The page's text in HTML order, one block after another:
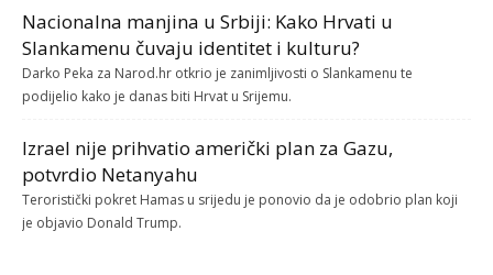
Nacionalna manjina u Srbiji: Kako Hrvati u
Slankamenu čuvaju identitet i kulturu?
Darko Peka za Narod.hr otkrio je zanimljivosti o Slankamenu te
podijelio kako je danas biti Hrvat u Srijemu.
Izrael nije prihvatio američki plan za Gazu,
potvrdio Netanyahu
Teroristički pokret Hamas u srijedu je ponovio da je odobrio plan koji
je objavio Donald Trump.